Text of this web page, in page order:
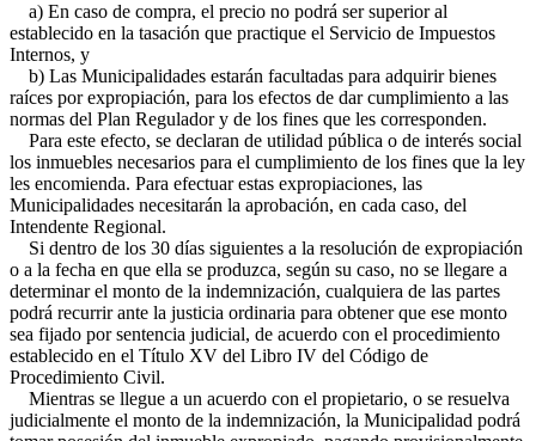
a) En caso de compra, el precio no podrá ser superior al
establecido en la tasación que practique el Servicio de Impuestos
Internos, y
b) Las Municipalidades estarán facultadas para adquirir bienes
raíces por expropiación, para los efectos de dar cumplimiento a las
normas del Plan Regulador y de los fines que les corresponden.
Para este efecto, se declaran de utilidad pública o de interés social
los inmuebles necesarios para el cumplimiento de los fines que la ley
les encomienda. Para efectuar estas expropiaciones, las
Municipalidades necesitarán la aprobación, en cada caso, del
Intendente Regional.
Si dentro de los 30 días siguientes a la resolución de expropiación
o a la fecha en que ella se produzca, según su caso, no se llegare a
determinar el monto de la indemnización, cualquiera de las partes
podrá recurrir ante la justicia ordinaria para obtener que ese monto
sea fijado por sentencia judicial, de acuerdo con el procedimiento
establecido en el Título XV del Libro IV del Código de
Procedimiento Civil.
Mientras se llegue a un acuerdo con el propietario, o se resuelva
judicialmente el monto de la indemnización, la Municipalidad podrá